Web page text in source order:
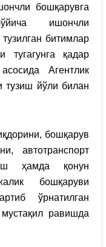
бошқарувга
ишончли
битимлар
тугагунга қадар
Агентлик
тузиш йўли билан
бошқарув
автотранспорт
ҳамда қонун
бошқаруви
ўрнатилган
равишда